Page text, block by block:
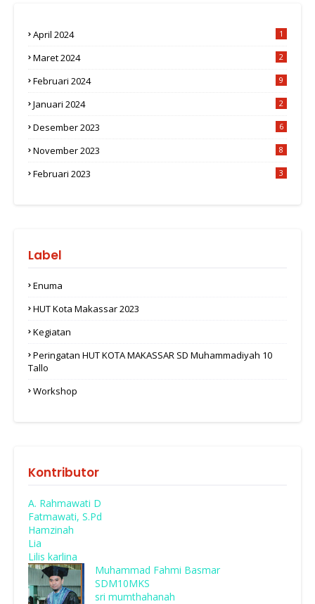
April 2024 1
Maret 2024 2
Februari 2024 9
Januari 2024 2
Desember 2023 6
November 2023 8
Februari 2023 3
Label
Enuma
HUT Kota Makassar 2023
Kegiatan
Peringatan HUT KOTA MAKASSAR SD Muhammadiyah 10
Tallo
Workshop
Kontributor
A. Rahmawati D
Fatmawati, S.Pd
Hamzinah
Lia
Lilis karlina
Muhammad Fahmi Basmar
SDM10MKS
sri mumthahanah